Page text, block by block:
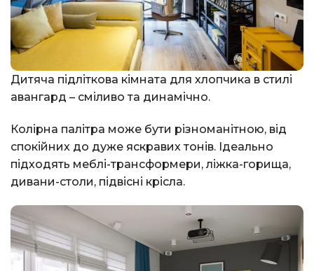
Дитяча підліткова кімната для хлопчика в стилі
авангард – сміливо та динамічно.
Колірна палітра може бути різноманітною, від
спокійних до дуже яскравих тонів. Ідеально
підходять меблі-трансформери, ліжка-горища,
дивани-столи, підвісні крісла.